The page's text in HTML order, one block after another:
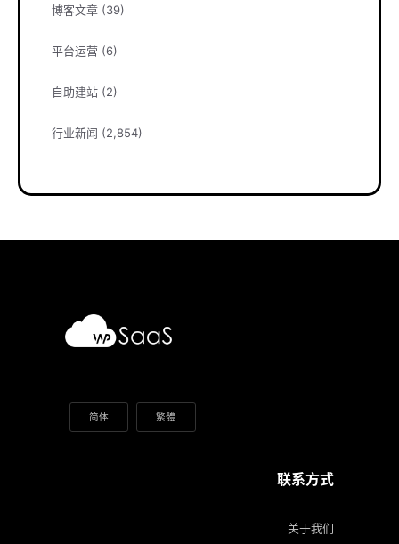
博客文章 (39)
平台运营 (6)
自助建站 (2)
行业新闻 (2,854)
简体 繁體
联系方式
关于我们